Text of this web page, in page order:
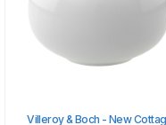
Villeroy & Boch - New